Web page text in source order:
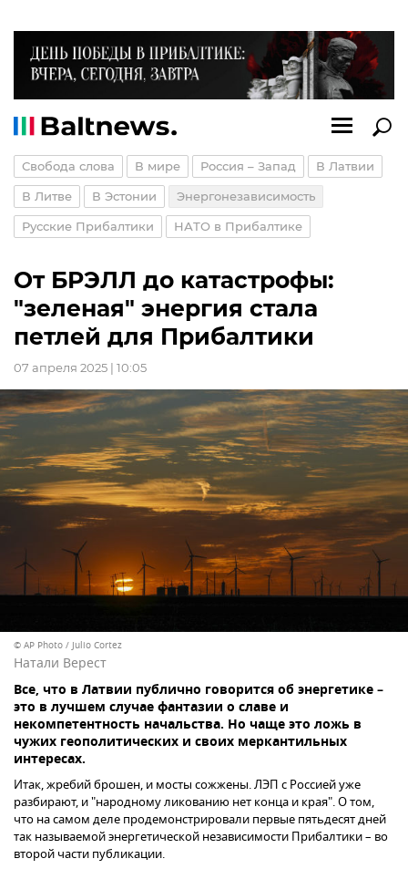
Свобода слова В мире Россия – Запад В Латвии
В Литве В Эстонии Энергонезависимость
Русские Прибалтики НАТО в Прибалтике
От БРЭЛЛ до катастрофы:
"зеленая" энергия стала
петлей для Прибалтики
07 апреля 2025 | 10:05
© AP Photo / Julio Cortez
Натали Верест
Все, что в Латвии публично говорится об энергетике –
это в лучшем случае фантазии о славе и
некомпетентность начальства. Но чаще это ложь в
чужих геополитических и своих меркантильных
интересах.
Итак, жребий брошен, и мосты сожжены. ЛЭП с Россией уже
разбирают, и "народному ликованию нет конца и края". О том,
что на самом деле продемонстрировали первые пятьдесят дней
так называемой энергетической независимости Прибалтики – во
второй части публикации.